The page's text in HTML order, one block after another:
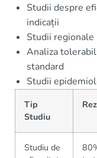
Studii despre
indicații
Studii
Analiza
standard
Studii
Tip
Studiu
Studiu de